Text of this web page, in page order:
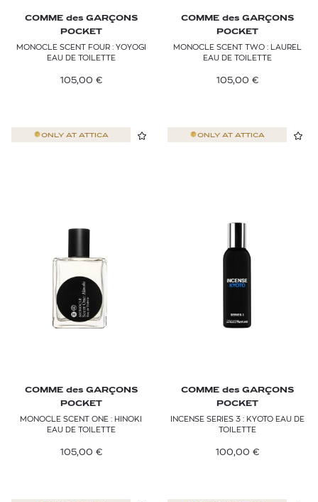
COMME des GARÇONS
POCKET
MONOCLE SCENT FOUR : YOYOGI
EAU DE TOILETTE
105,00 €
COMME des GARÇONS
POCKET
MONOCLE SCENT TWO : LAUREL
EAU DE TOILETTE
105,00 €
ONLY AT ATTICA
COMME des GARÇONS
POCKET
MONOCLE SCENT ONE : HINOKI
EAU DE TOILETTE
105,00 €
ONLY AT ATTICA
COMME des GARÇONS
POCKET
INCENSE SERIES 3 : KYOTO EAU DE
TOILETTE
100,00 €